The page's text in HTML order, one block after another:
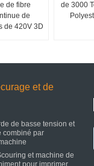
de fibre
de
de 420V 3D
de 3000
et de
de basse tension et
combiné par
et machine de
pour imprimer